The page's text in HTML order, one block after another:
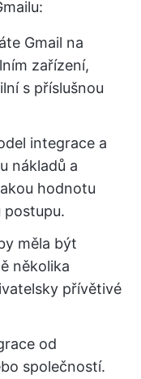
Gmail na
zařízení,
s příslušnou
integrace a
nákladů a
hodnotu
postupu.
měla být
několika
přívětivé
od
společností.